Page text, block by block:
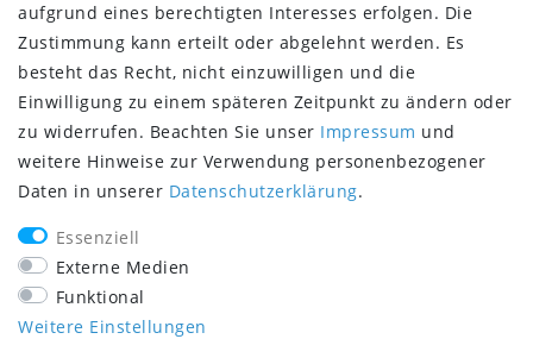
Privacy policy
Terms & condition
SERVICE
Search Terms
Orders and Returns
Contact Us
RSS
Help & FAQs
aufgrund eines berechtigten Interesses erfolgen. Die
Zustimmung kann erteilt oder abgelehnt werden. Es
besteht das Recht, nicht einzuwilligen und die
Einwilligung zu einem späteren Zeitpunkt zu ändern oder
zu widerrufen. Beachten Sie unser Impressum und
weitere Hinweise zur Verwendung personenbezogener
Daten in unserer Daten­schutz­erklärung.
Essenziell
Externe Medien
Funktional
Weitere Einstellungen